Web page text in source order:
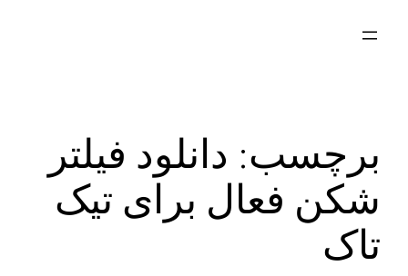
برچسب: دانلود فیلتر
شکن فعال برای تیک
تاک